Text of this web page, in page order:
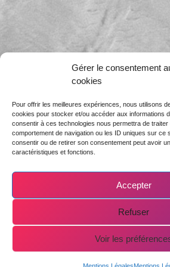
Gérer le consentement
cookies
Pour offrir les meilleures expériences, nous utilisons
cookies pour stocker et/ou accéder aux informations
consentir à ces technologies nous permettra de
comportement de navigation ou les ID uniques sur ce
consentir ou de retirer son consentement peut avoir
caractéristiques et fonctions.
Accepter
Refuser
Voir les
UNE